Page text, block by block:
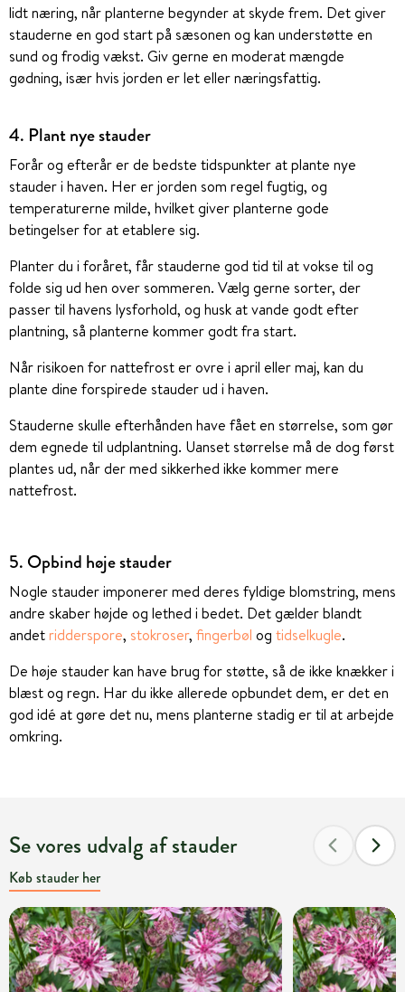
lidt næring, når planterne begynder at skyde frem. Det giver
stauderne en god start på sæsonen og kan understøtte en
sund og frodig vækst. Giv gerne en moderat mængde
gødning, især hvis jorden er let eller næringsfattig.
4. Plant nye stauder
Forår og efterår er de bedste tidspunkter at plante nye
stauder i haven. Her er jorden som regel fugtig, og
temperaturerne milde, hvilket giver planterne gode
betingelser for at etablere sig.
Planter du i foråret, får stauderne god tid til at vokse til og
folde sig ud hen over sommeren. Vælg gerne sorter, der
passer til havens lysforhold, og husk at vande godt efter
plantning, så planterne kommer godt fra start.
Når risikoen for nattefrost er ovre i april eller maj, kan du
plante dine forspirede stauder ud i haven.
Stauderne skulle efterhånden have fået en størrelse, som gør
dem egnede til udplantning. Uanset størrelse må de dog først
plantes ud, når der med sikkerhed ikke kommer mere
nattefrost.
5. Opbind høje stauder
Nogle stauder imponerer med deres fyldige blomstring, mens
andre skaber højde og lethed i bedet. Det gælder blandt
andetridderspore, stokroser, fingerbøl og tidselkugle.
De høje stauder kan have brug for støtte, så de ikke knækker i
blæst og regn. Har du ikke allerede opbundet dem, er det en
god idé at gøre det nu, mens planterne stadig er til at arbejde
omkring.
Se vores udvalg af stauder
Køb stauder her